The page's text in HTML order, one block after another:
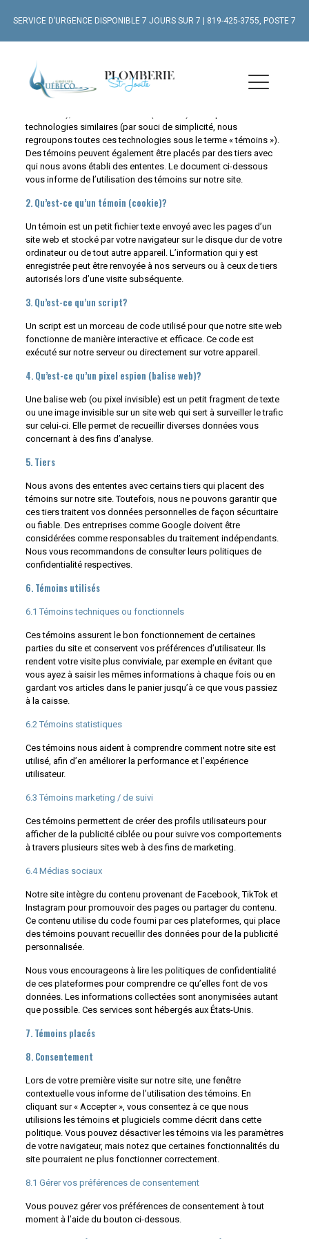
SERVICE D’URGENCE DISPONIBLE 7 JOURS SUR 7 | 819-425-3755, POSTE 7
Cette page a été modifiée pour la dernière fois le 13 février 2025,
vérifiée le 13 février 2025, et s’applique aux citoyens et résidents
1. Introduction
Notre site web,
technologies similaires (par souci de simplicité, nous
regroupons toutes ces technologies sous le terme « témoins »).
Des témoins peuvent également être placés par des tiers avec
qui nous avons établi des ententes. Le document ci-dessous
vous informe de l’utilisation des témoins sur notre site.
2. Qu’est-ce qu’un témoin (cookie)?
Un témoin est un petit fichier texte envoyé avec les pages d’un
site web et stocké par votre navigateur sur le disque dur de votre
ordinateur ou de tout autre appareil. L’information qui y est
enregistrée peut être renvoyée à nos serveurs ou à ceux de tiers
autorisés lors d’une visite subséquente.
3. Qu’est-ce qu’un script?
Un script est un morceau de code utilisé pour que notre site web
fonctionne de manière interactive et efficace. Ce code est
exécuté sur notre serveur ou directement sur votre appareil.
4. Qu’est-ce qu’un pixel espion (balise web)?
Une balise web (ou pixel invisible) est un petit fragment de texte
ou une image invisible sur un site web qui sert à surveiller le trafic
sur celui-ci. Elle permet de recueillir diverses données vous
concernant à des fins d’analyse.
5. Tiers
Nous avons des ententes avec certains tiers qui placent des
témoins sur notre site. Toutefois, nous ne pouvons garantir que
ces tiers traitent vos données personnelles de façon sécuritaire
ou fiable. Des entreprises comme Google doivent être
considérées comme responsables du traitement indépendants.
Nous vous recommandons de consulter leurs politiques de
confidentialité respectives.
6. Témoins utilisés
6.1 Témoins techniques ou fonctionnels
Ces témoins assurent le bon fonctionnement de certaines
parties du site et conservent vos préférences d’utilisateur. Ils
rendent votre visite plus conviviale, par exemple en évitant que
vous ayez à saisir les mêmes informations à chaque fois ou en
gardant vos articles dans le panier jusqu’à ce que vous passiez
à la caisse.
6.2 Témoins statistiques
Ces témoins nous aident à comprendre comment notre site est
utilisé, afin d’en améliorer la performance et l’expérience
utilisateur.
6.3 Témoins marketing / de suivi
Ces témoins permettent de créer des profils utilisateurs pour
afficher de la publicité ciblée ou pour suivre vos comportements
à travers plusieurs sites web à des fins de marketing.
6.4 Médias sociaux
Notre site intègre du contenu provenant de Facebook, TikTok et
Instagram pour promouvoir des pages ou partager du contenu.
Ce contenu utilise du code fourni par ces plateformes, qui place
des témoins pouvant recueillir des données pour de la publicité
personnalisée.
Nous vous encourageons à lire les politiques de confidentialité
de ces plateformes pour comprendre ce qu’elles font de vos
données. Les informations collectées sont anonymisées autant
que possible. Ces services sont hébergés aux États-Unis.
7. Témoins placés
8. Consentement
Lors de votre première visite sur notre site, une fenêtre
contextuelle vous informe de l’utilisation des témoins. En
cliquant sur « Accepter », vous consentez à ce que nous
utilisions les témoins et plugiciels comme décrit dans cette
politique. Vous pouvez désactiver les témoins via les paramètres
de votre navigateur, mais notez que certaines fonctionnalités du
site pourraient ne plus fonctionner correctement.
8.1 Gérer vos préférences de consentement
Vous pouvez gérer vos préférences de consentement à tout
moment à l’aide du bouton ci-dessous.